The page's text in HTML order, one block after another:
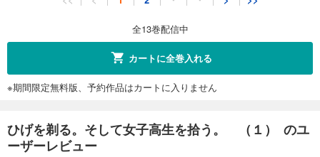
あらすじを表示する
ひげを剃る。そして女子高生を拾う。 （１２）
完結
全13巻配信中
カートに全巻入れる
※期間限定無料版、予約作品はカートに入りません
ひげを剃る。そして女子高生を拾う。 （１） のユ
ーザーレビュー